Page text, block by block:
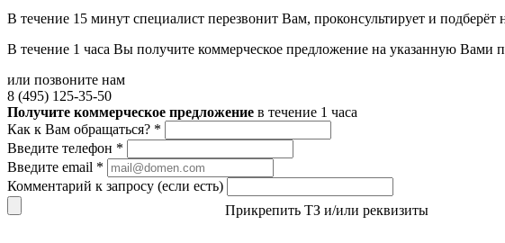
В течение 15 минут специалист перезвонит Вам, проконсультирует и подберёт
В течение 1 часа Вы получите коммерческое предложение на указанную Вами
или позвоните нам
8 (495) 125-35-50
Получите коммерческое предложение в течение 1 часа
Как к Вам обращаться? *
Введите телефон *
Введите email *
Комментарий к запросу (если есть)
Прикрепить ТЗ и/или реквизиты